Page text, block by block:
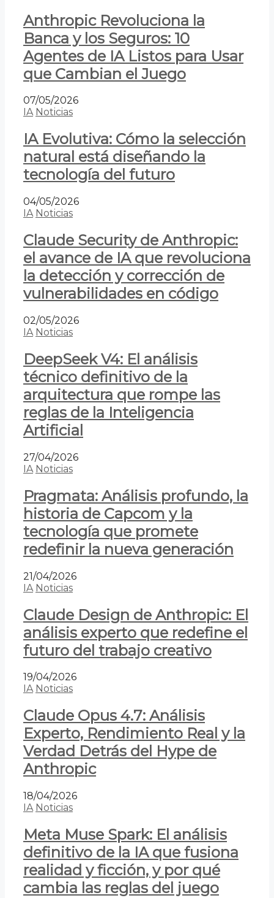
Anthropic Revoluciona la
Banca y los Seguros: 10
Agentes de IA Listos para Usar
que Cambian el Juego
07/05/2026
IA Noticias
IA Evolutiva: Cómo la selección
natural está diseñando la
tecnología del futuro
04/05/2026
IA Noticias
Claude Security de Anthropic:
el avance de IA que revoluciona
la detección y corrección de
vulnerabilidades en código
02/05/2026
IA Noticias
DeepSeek V4: El análisis
técnico definitivo de la
arquitectura que rompe las
reglas de la Inteligencia
Artificial
27/04/2026
IA Noticias
Pragmata: Análisis profundo, la
historia de Capcom y la
tecnología que promete
redefinir la nueva generación
21/04/2026
IA Noticias
Claude Design de Anthropic: El
análisis experto que redefine el
futuro del trabajo creativo
19/04/2026
IA Noticias
Claude Opus 4.7: Análisis
Experto, Rendimiento Real y la
Verdad Detrás del Hype de
Anthropic
18/04/2026
IA Noticias
Meta Muse Spark: El análisis
definitivo de la IA que fusiona
realidad y ficción, y por qué
cambia las reglas del juego